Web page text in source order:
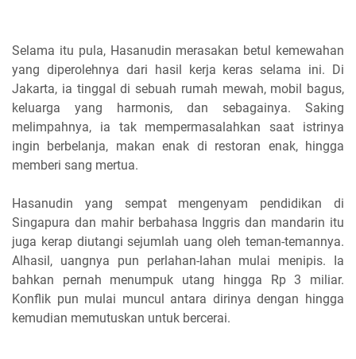
Selama itu pula, Hasanudin merasakan betul kemewahan
yang diperolehnya dari hasil kerja keras selama ini. Di
Jakarta, ia tinggal di sebuah rumah mewah, mobil bagus,
keluarga yang harmonis, dan sebagainya. Saking
melimpahnya, ia tak mempermasalahkan saat istrinya
ingin berbelanja, makan enak di restoran enak, hingga
memberi sang mertua.
Hasanudin yang sempat mengenyam pendidikan di
Singapura dan mahir berbahasa Inggris dan mandarin itu
juga kerap diutangi sejumlah uang oleh teman-temannya.
Alhasil, uangnya pun perlahan-lahan mulai menipis. Ia
bahkan pernah menumpuk utang hingga Rp 3 miliar.
Konflik pun mulai muncul antara dirinya dengan hingga
kemudian memutuskan untuk bercerai.